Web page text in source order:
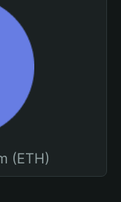
(ETH)